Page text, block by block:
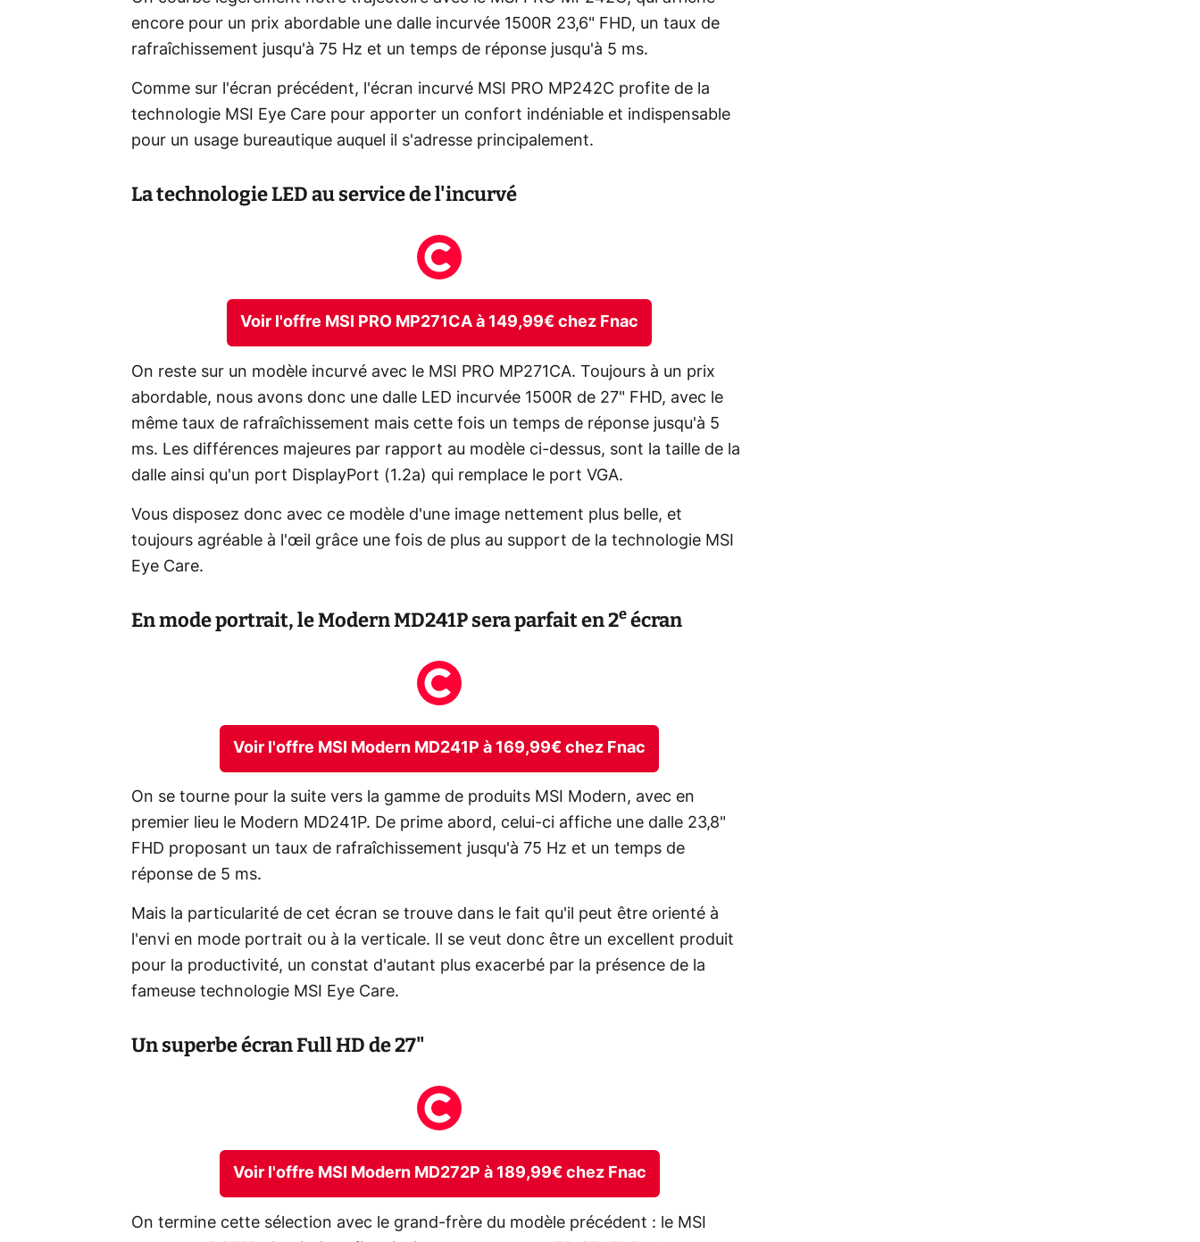
encore pour un prix abordable une dalle incurvée 1500R 23,6" FHD, un taux de
rafraîchissement jusqu'à 75 Hz et un temps de réponse jusqu'à 5 ms.
Comme sur l'écran précédent, l'écran incurvé MSI PRO MP242C profite de la
technologie MSI Eye Care pour apporter un confort indéniable et indispensable
pour un usage bureautique auquel il s'adresse principalement.
La technologie LED au service de l'incurvé
Voir l'offre MSI PRO MP271CA à 149,99€ chez Fnac
On reste sur un modèle incurvé avec le MSI PRO MP271CA. Toujours à un prix
abordable, nous avons donc une dalle LED incurvée 1500R de 27" FHD, avec le
même taux de rafraîchissement mais cette fois un temps de réponse jusqu'à 5
ms. Les différences majeures par rapport au modèle ci-dessus, sont la taille de la
dalle ainsi qu'un port DisplayPort (1.2a) qui remplace le port VGA.
Vous disposez donc avec ce modèle d'une image nettement plus belle, et
toujours agréable à l'œil grâce une fois de plus au support de la technologie MSI
Eye Care.
En mode portrait, le Modern MD241P sera parfait en 2e écran
Voir l'offre MSI Modern MD241P à 169,99€ chez Fnac
On se tourne pour la suite vers la gamme de produits MSI Modern, avec en
premier lieu le Modern MD241P. De prime abord, celui-ci affiche une dalle 23,8"
FHD proposant un taux de rafraîchissement jusqu'à 75 Hz et un temps de
réponse de 5 ms.
Mais la particularité de cet écran se trouve dans le fait qu'il peut être orienté à
l'envi en mode portrait ou à la verticale. Il se veut donc être un excellent produit
pour la productivité, un constat d'autant plus exacerbé par la présence de la
fameuse technologie MSI Eye Care.
Un superbe écran Full HD de 27"
Voir l'offre MSI Modern MD272P à 189,99€ chez Fnac
On termine cette sélection avec le grand-frère du modèle précédent : le MSI